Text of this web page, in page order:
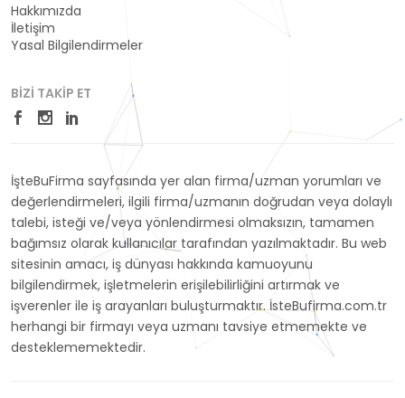
Hakkımızda
İletişim
Yasal Bilgilendirmeler
BIZI TAKIP ET
İşteBuFirma sayfasında yer alan firma/uzman yorumları ve
değerlendirmeleri, ilgili firma/uzmanın doğrudan veya dolaylı
talebi, isteği ve/veya yönlendirmesi olmaksızın, tamamen
bağımsız olarak kullanıcılar tarafından yazılmaktadır. Bu web
sitesinin amacı, iş dünyası hakkında kamuoyunu
bilgilendirmek, işletmelerin erişilebilirliğini artırmak ve
işverenler ile iş arayanları buluşturmaktır. İsteBufirma.com.tr
herhangi bir firmayı veya uzmanı tavsiye etmemekte ve
desteklememektedir.